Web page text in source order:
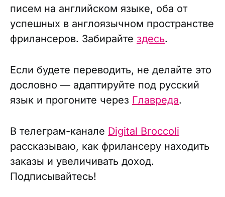
писем на английском языке, оба от
успешных в англоязычном пространстве
фрилансеров. Забирайте здесь.
Если будете переводить, не делайте это
дословно — адаптируйте под русский
язык и прогоните через Главреда.
В телеграм-канале Digital Broccoli
рассказываю, как фрилансеру находить
заказы и увеличивать доход.
Подписывайтесь!